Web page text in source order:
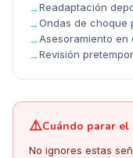
→Readaptación
→Ondas de choque
→Asesoramiento
→Revisión
⚠️Cuándo parar
No ignores estas